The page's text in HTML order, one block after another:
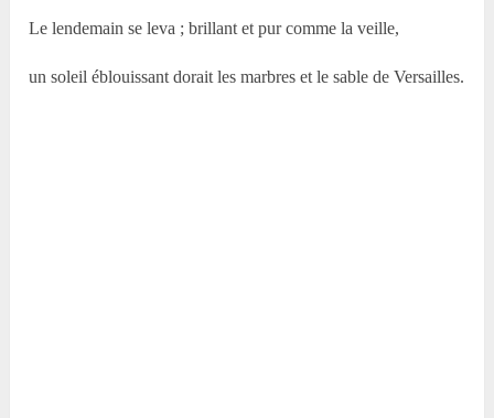
Le lendemain se leva ; brillant et pur comme la veille,
un soleil éblouissant dorait les marbres et le sable de Versailles.